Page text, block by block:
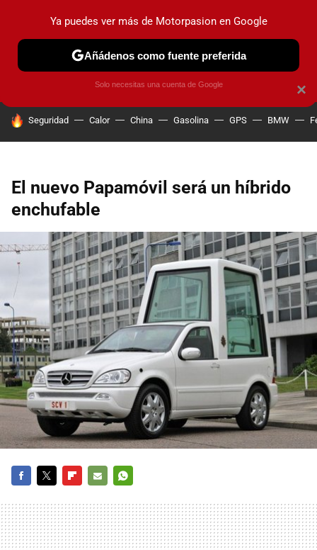
PRUEBAS COCHES ELÉCTRICOS OBSERVATORIO
HOY SE HABLA DE
Seguridad Calor China Gasolina GPS BMW
El nuevo Papamóvil será un híbrido
enchufable
MAIL
×
Ya puedes ver más de Motorpasion en Google
Añádenos como fuente preferida
Solo necesitas una cuenta de Google